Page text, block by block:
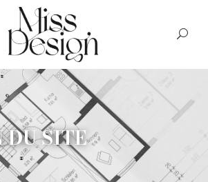
DU SITE